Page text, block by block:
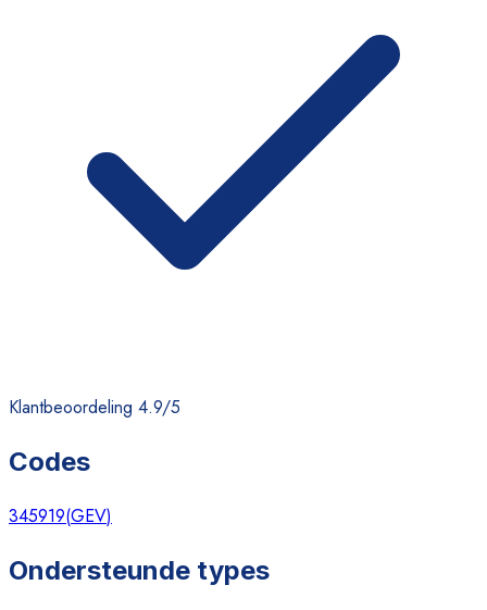
Klantbeoordeling 4.9/5
Codes
345919(GEV)
Ondersteunde types